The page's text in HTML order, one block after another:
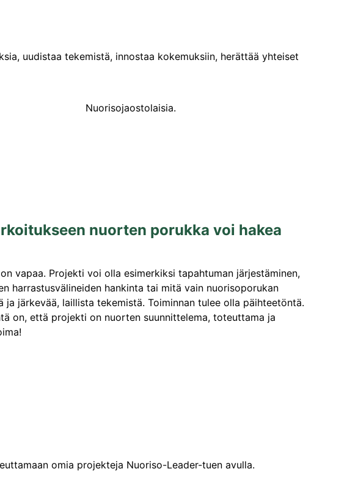
uudistaa tekemistä, innostaa kokemuksiin, herättää yhteiset
nuorten porukka voi hakea
vapaa. Projekti voi olla esimerkiksi tapahtuman järjestäminen,
harrastusvälineiden hankinta tai mitä vain nuorisoporukan
ja järkevää, laillista tekemistä. Toiminnan tulee olla päihteetöntä.
on, että projekti on nuorten suunnittelema, toteuttama ja
omia projekteja Nuoriso-Leader-tuen avulla.